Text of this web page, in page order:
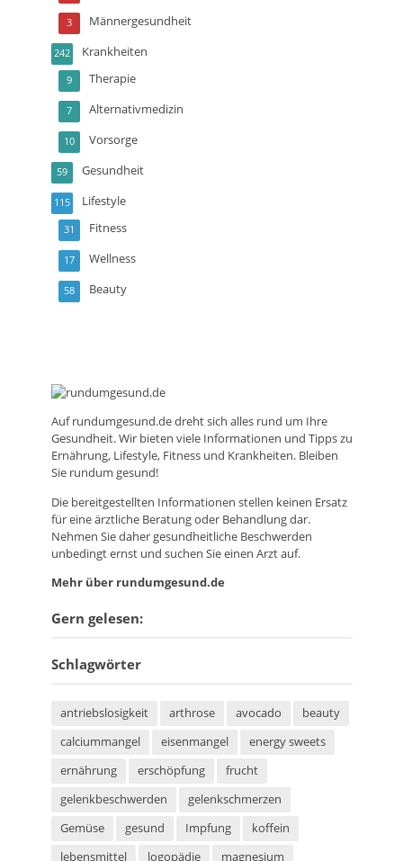
Männergesundheit
3
Krankheiten
242
Therapie
9
Alternativmedizin
7
Vorsorge
10
Gesundheit
59
Lifestyle
115
Fitness
31
Wellness
17
Beauty
58
Aufrundumgesund.dedreht sich alles rund um Ihre
Gesundheit. Wir bieten viele Informationen und Tipps zu
Ernährung, Lifestyle, Fitness und Krankheiten. Bleiben
Sie rundum gesund!
Die bereitgestellten Informationen stellen keinen Ersatz
für eine ärztliche Beratung oder Behandlung dar.
Nehmen Sie daher gesundheitliche Beschwerden
unbedingt ernst und suchen Sie einen Arzt auf.
Mehr über rundumgesund.de
Gern gelesen:
Schlagwörter
antriebslosigkeit arthrose avocado
beauty
calciummangel
eisenmangel
energy sweets
ernährung
erschöpfung
frucht
gelenkbeschwerden
gelenkschmerzen
Gemüse
gesund Impfung
koffein
lebensmittel
logopädie magnesium